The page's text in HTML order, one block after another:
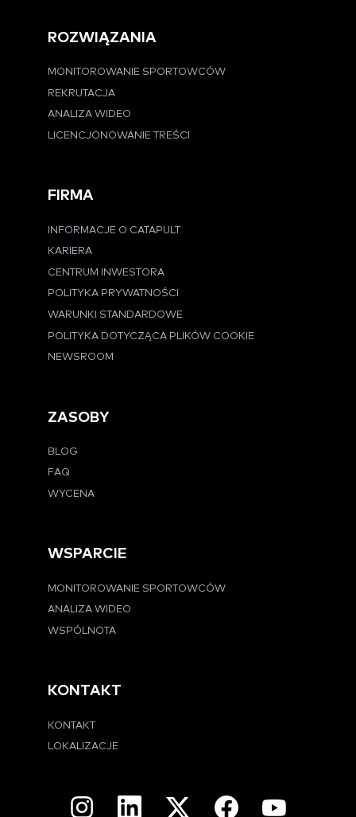
ROZWIĄZANIA
MONITOROWANIE SPORTOWCÓW
REKRUTACJA
ANALIZA WIDEO
LICENCJONOWANIE TREŚCI
FIRMA
INFORMACJE O CATAPULT
KARIERA
CENTRUM INWESTORA
POLITYKA PRYWATNOŚCI
WARUNKI STANDARDOWE
POLITYKA DOTYCZĄCA PLIKÓW COOKIE
NEWSROOM
ZASOBY
BLOG
FAQ
WYCENA
WSPARCIE
MONITOROWANIE SPORTOWCÓW
ANALIZA WIDEO
WSPÓLNOTA
KONTAKT
KONTAKT
LOKALIZACJE